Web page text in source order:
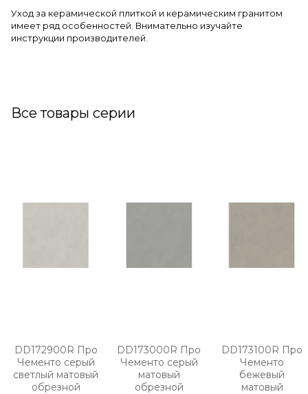
Уход за керамической плиткой и керамическим гранитом
имеет ряд особенностей. Внимательно изучайте
инструкции производителей.
Все товары серии
DD172900R Про
Чементо серый
светлый матовый
обрезной
DD173000R Про
Чементо серый
матовый
обрезной
DD173100R Про
Чементо
бежевый
матовый